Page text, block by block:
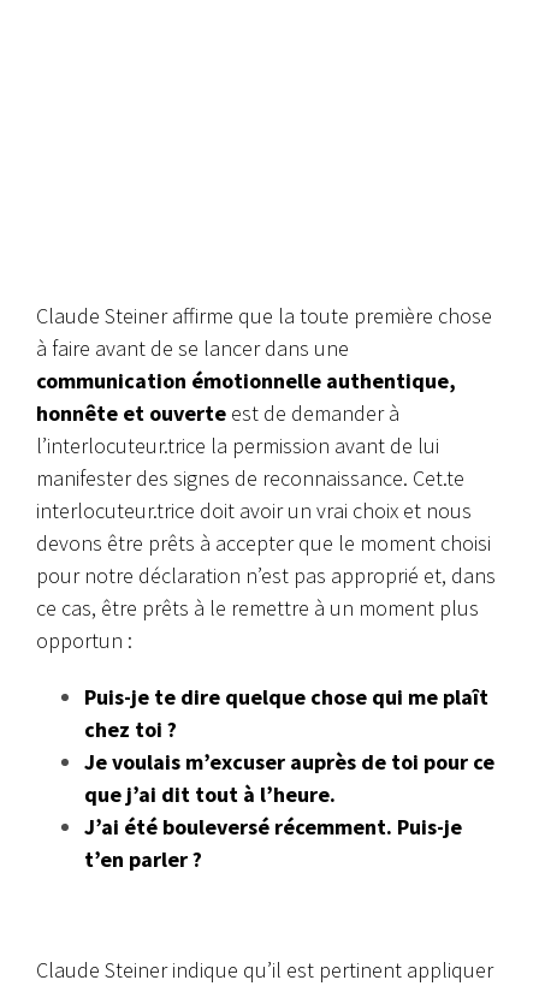
Claude Steiner affirme que la toute première chose
à faire avant de se lancer dans une
communication émotionnelle authentique,
honnête et ouverte est de demander à
l’interlocuteur.trice la permission avant de lui
manifester des signes de reconnaissance. Cet.te
interlocuteur.trice doit avoir un vrai choix et nous
devons être prêts à accepter que le moment choisi
pour notre déclaration n’est pas approprié et, dans
ce cas, être prêts à le remettre à un moment plus
opportun :
Puis-je te dire quelque chose qui me plaît
chez toi ?
Je voulais m’excuser auprès de toi pour ce
que j’ai dit tout à l’heure.
J’ai été bouleversé récemment. Puis-je
t’en parler ?
Claude Steiner indique qu’il est pertinent appliquer